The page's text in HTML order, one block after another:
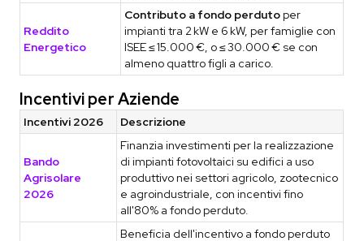
Reddito
Energetico
Contributo a fondo perduto per
impianti tra 2 kW e 6 kW, per famiglie con
ISEE ≤ 15.000 €, o ≤ 30.000 € se con
almeno quattro figli a carico.
Incentivi per Aziende
Incentivi 2026 Descrizione
Bando
Agrisolare
2026
Finanzia investimenti per la realizzazione
di impianti fotovoltaici su edifici a uso
produttivo nei settori agricolo, zootecnico
e agroindustriale, con incentivi fino
all'80% a fondo perduto.
Beneficia dell'incentivo a fondo perduto